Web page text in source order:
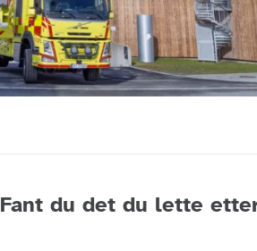
Fant du det du lette